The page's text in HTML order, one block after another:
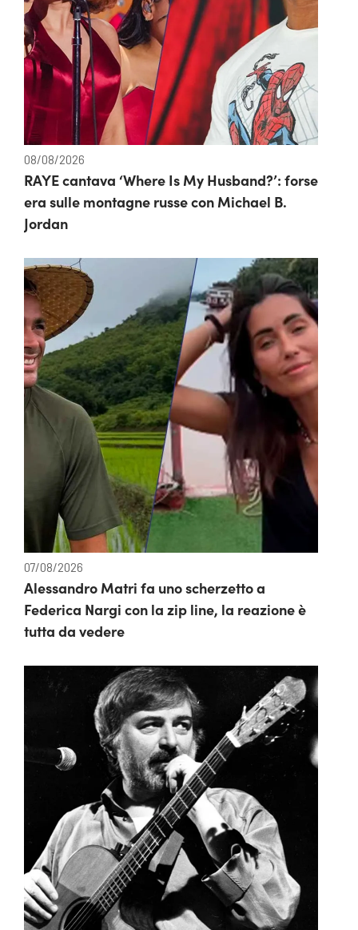
08/08/2026
RAYE cantava ‘Where Is My Husband?’: forse
era sulle montagne russe con Michael B.
Jordan
07/08/2026
Alessandro Matri fa uno scherzetto a
Federica Nargi con la zip line, la reazione è
tutta da vedere